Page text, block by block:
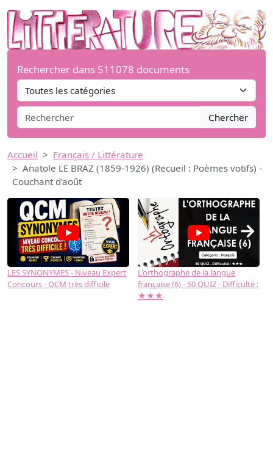
Rechercher dans 511078 documents
Chercher
Accueil
Français / Littérature
Anatole LE BRAZ (1859-1926) (Recueil : Poèmes votifs) -
Couchant d'août
LES SYNONYMES - Niveau Expert
Concours - QCM très difficile
L'orthographe de la langue
française (6) - 50 QUIZ - Difficulté :
★★★
→